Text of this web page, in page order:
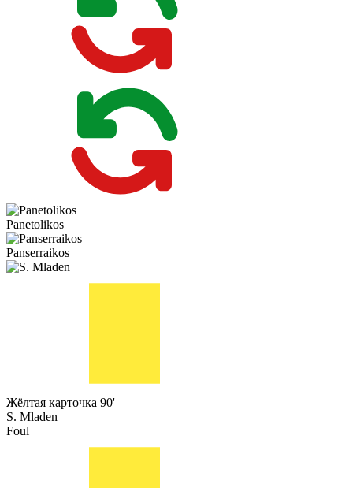
Panetolikos
Panserraikos
Жёлтая карточка 90'
S. Mladen
Foul